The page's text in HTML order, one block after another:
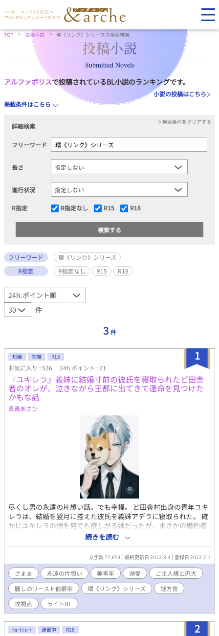
TOP 投稿小説 環《リンク》シリーズの検索結果
Submitted Novels
アルファポリスで投稿されているBL小説のランキングです。
小説の投稿はこちら
掲載条件はこちら
詳細検索
×検索条件をクリアする
フリーワード
長さ
進行状況
R指定 R指定なし R15 R18
フリーワード
環《リンク》シリーズ
R指定
R指定なし R15 R18
件
3 件
1
短編 完結 R15
お気に入り : 536 24h.ポイント : 21
『ユキレラ』義妹に結婚寸前の彼氏を寝取られたど田舎
者のオレが、泣きながら王都に出てきて運命を見つけた
かもな話
真義あさひ
尽くし男の永遠の片想い話。でも幸福。 ど田舎村出身の青年ユキ
レラは、結婚を翌月に控えた彼氏を義妹アデラに寝取られた。 確
かにユキレラの物を何でも欲しがる妹だったが、まさかの婚約者
まで奪われてはさすがに許せない。 絶縁状を叩きつけたその足で
ど田舎村を飛び出したユキレラは、王都を目指す。 そして夢いっ
ぱいでやってきた王都に到着当日、酒場で安い酒を飲み過ぎて気
づいたら翌朝、同じ寝台の中には裸の美少年が。 「えっ、嘘……
これもしかして未成年じゃ……？」 冷や汗ダラダラでパニクって
いたユキレラの前で、今まさに美少年が眠りから目覚めようとし
ていた。 ※「王弟カズンの冒険前夜」の番外編、「家出少年ルシ
ウスNEXT」の続編 「異世界転移！？～俺だけかと思ったら廃村
寸前の俺の田舎の村ごとだったやつ」のメインキャラたちの子孫
続きを読む
文字数 77,654 最終更新日 2022.8.4 登録日 2022.7.1
ざまぁ 永遠の片想い 美青年 溺愛
ご主人様と忠犬
麗しのリースト伯爵家
環《リンク》シリーズ
謎方言
攻視点
ライトBL
2
ｼｮｰﾄｼｮｰﾄ 連載中 R18